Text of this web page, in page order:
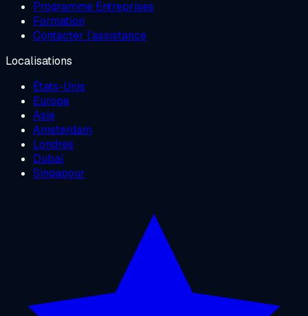
Programme Entreprises
Formation
Contacter l'assistance
Localisations
États-Unis
Europe
Asie
Amsterdam
Londres
Dubaï
Singapour